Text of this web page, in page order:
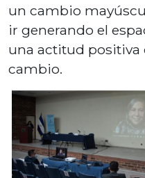
un cambio
ir generando el
una actitud positiva
cambio.